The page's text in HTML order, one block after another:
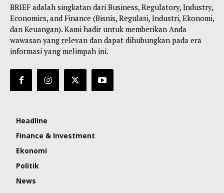
BRIEF adalah singkatan dari Business, Regulatory, Industry,
Economics, and Finance (Bisnis, Regulasi, Industri, Ekonomi,
dan Keuangan). Kami hadir untuk memberikan Anda
wawasan yang relevan dan dapat dihubungkan pada era
informasi yang melimpah ini.
Headline
Finance & Investment
Ekonomi
Politik
News